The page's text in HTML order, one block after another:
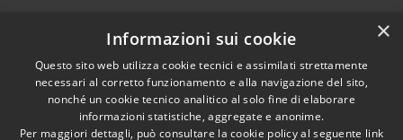
RSS
Accessibilità
Copyright © 2026 • Provincia di
Pavia • Powered by
Municipium•Accesso
×
Informazioni sui cookie
Questo sito web utilizza cookie tecnici e assimilati strettamente
necessari al corretto funzionamento e alla navigazione del sito,
nonché un cookie tecnico analitico al solo fine di elaborare
informazioni statistiche, aggregate e anonime.
Per maggiori dettagli, può consultare la cookie policy al seguente link